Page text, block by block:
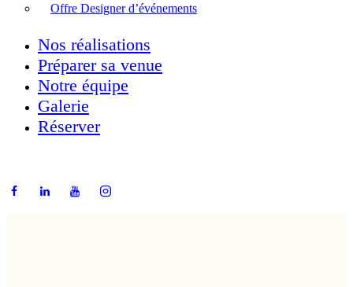
Offre Designer d’événements
Nos réalisations
Préparer sa venue
Notre équipe
Galerie
Réserver